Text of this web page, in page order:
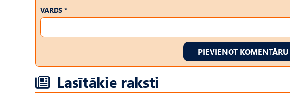
VĀRDS *
PIEVIENOT KOMENTĀRU
Lasītākie raksti